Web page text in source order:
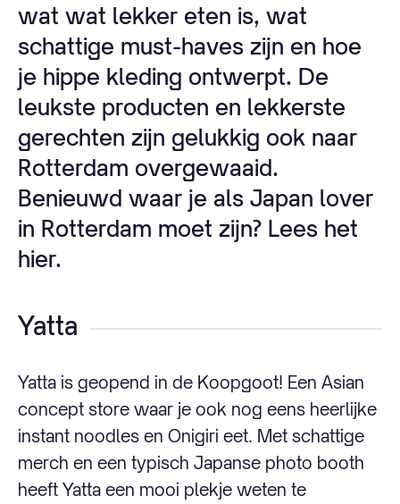
wat wat lekker eten is, wat
schattige must-haves zijn en hoe
je hippe kleding ontwerpt. De
leukste producten en lekkerste
gerechten zijn gelukkig ook naar
Rotterdam overgewaaid.
Benieuwd waar je als Japan lover
in Rotterdam moet zijn? Lees het
hier.
Yatta
Yatta is geopend in de Koopgoot! Een Asian
concept store waar je ook nog eens heerlijke
instant noodles en Onigiri eet. Met schattige
merch en een typisch Japanse photo booth
heeft Yatta een mooi plekje weten te